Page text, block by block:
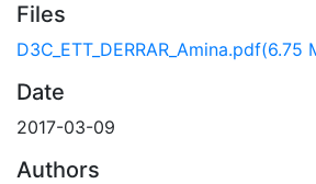
Files
D3C_ETT_DERRAR_Amina.pdf(6.75
Date
2017-03-09
Authors